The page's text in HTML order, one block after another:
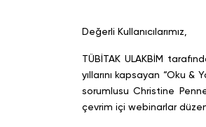
Değerli Kullanıcılarımız,
TÜBİTAK ULAKBİM
yıllarını kapsayan “Oku
sorumlusu Christine
çevrim içi webinarlar